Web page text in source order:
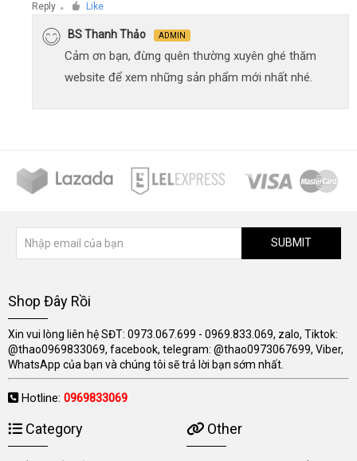
Reply ● Like
BS Thanh Thảo ADMIN
Cảm ơn bạn, đừng quên thường xuyên ghé thăm
website để xem những sản phẩm mới nhất nhé.
SUBMIT
Shop Đây Rồi
Xin vui lòng liên hệ SĐT: 0973.067.699 - 0969.833.069, zalo, Tiktok:
@thao0969833069, facebook, telegram: @thao0973067699, Viber,
WhatsApp của bạn và chúng tôi sẽ trả lời bạn sớm nhất.
Hotline: 0969833069
Category Other